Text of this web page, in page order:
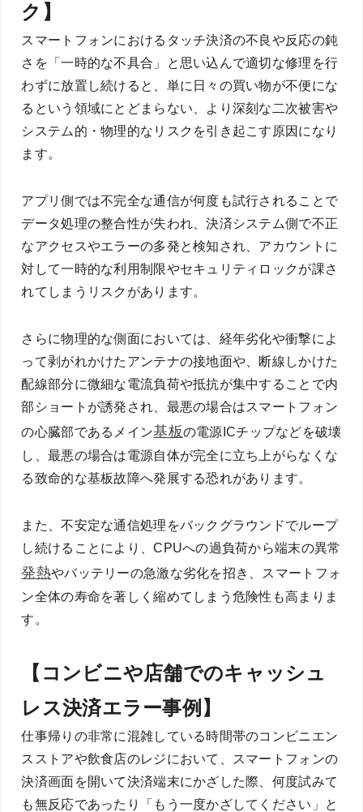
ク】
スマートフォンにおけるタッチ決済の不良や反応の鈍
さを「一時的な不具合」と思い込んで適切な修理を行
わずに放置し続けると、単に日々の買い物が不便にな
るという領域にとどまらない、より深刻な二次被害や
システム的・物理的なリスクを引き起こす原因になり
ます。
アプリ側では不完全な通信が何度も試行されることで
データ処理の整合性が失われ、決済システム側で不正
なアクセスやエラーの多発と検知され、アカウントに
対して一時的な利用制限やセキュリティロックが課さ
れてしまうリスクがあります。
さらに物理的な側面においては、経年劣化や衝撃によ
って剥がれかけたアンテナの接地面や、断線しかけた
配線部分に微細な電流負荷や抵抗が集中することで内
部ショートが誘発され、最悪の場合はスマートフォン
の心臓部であるメイン基板の電源ICチップなどを破壊
し、最悪の場合は電源自体が完全に立ち上がらなくな
る致命的な基板故障へ発展する恐れがあります。
また、不安定な通信処理をバックグラウンドでループ
し続けることにより、CPUへの過負荷から端末の異常
発熱やバッテリーの急激な劣化を招き、スマートフォ
ン全体の寿命を著しく縮めてしまう危険性も高まりま
す。
【コンビニや店舗でのキャッシュ
レス決済エラー事例】
仕事帰りの非常に混雑している時間帯のコンビニエン
スストアや飲食店のレジにおいて、スマートフォンの
決済画面を開いて決済端末にかざした際、何度試みて
も無反応であったり「もう一度かざしてください」と